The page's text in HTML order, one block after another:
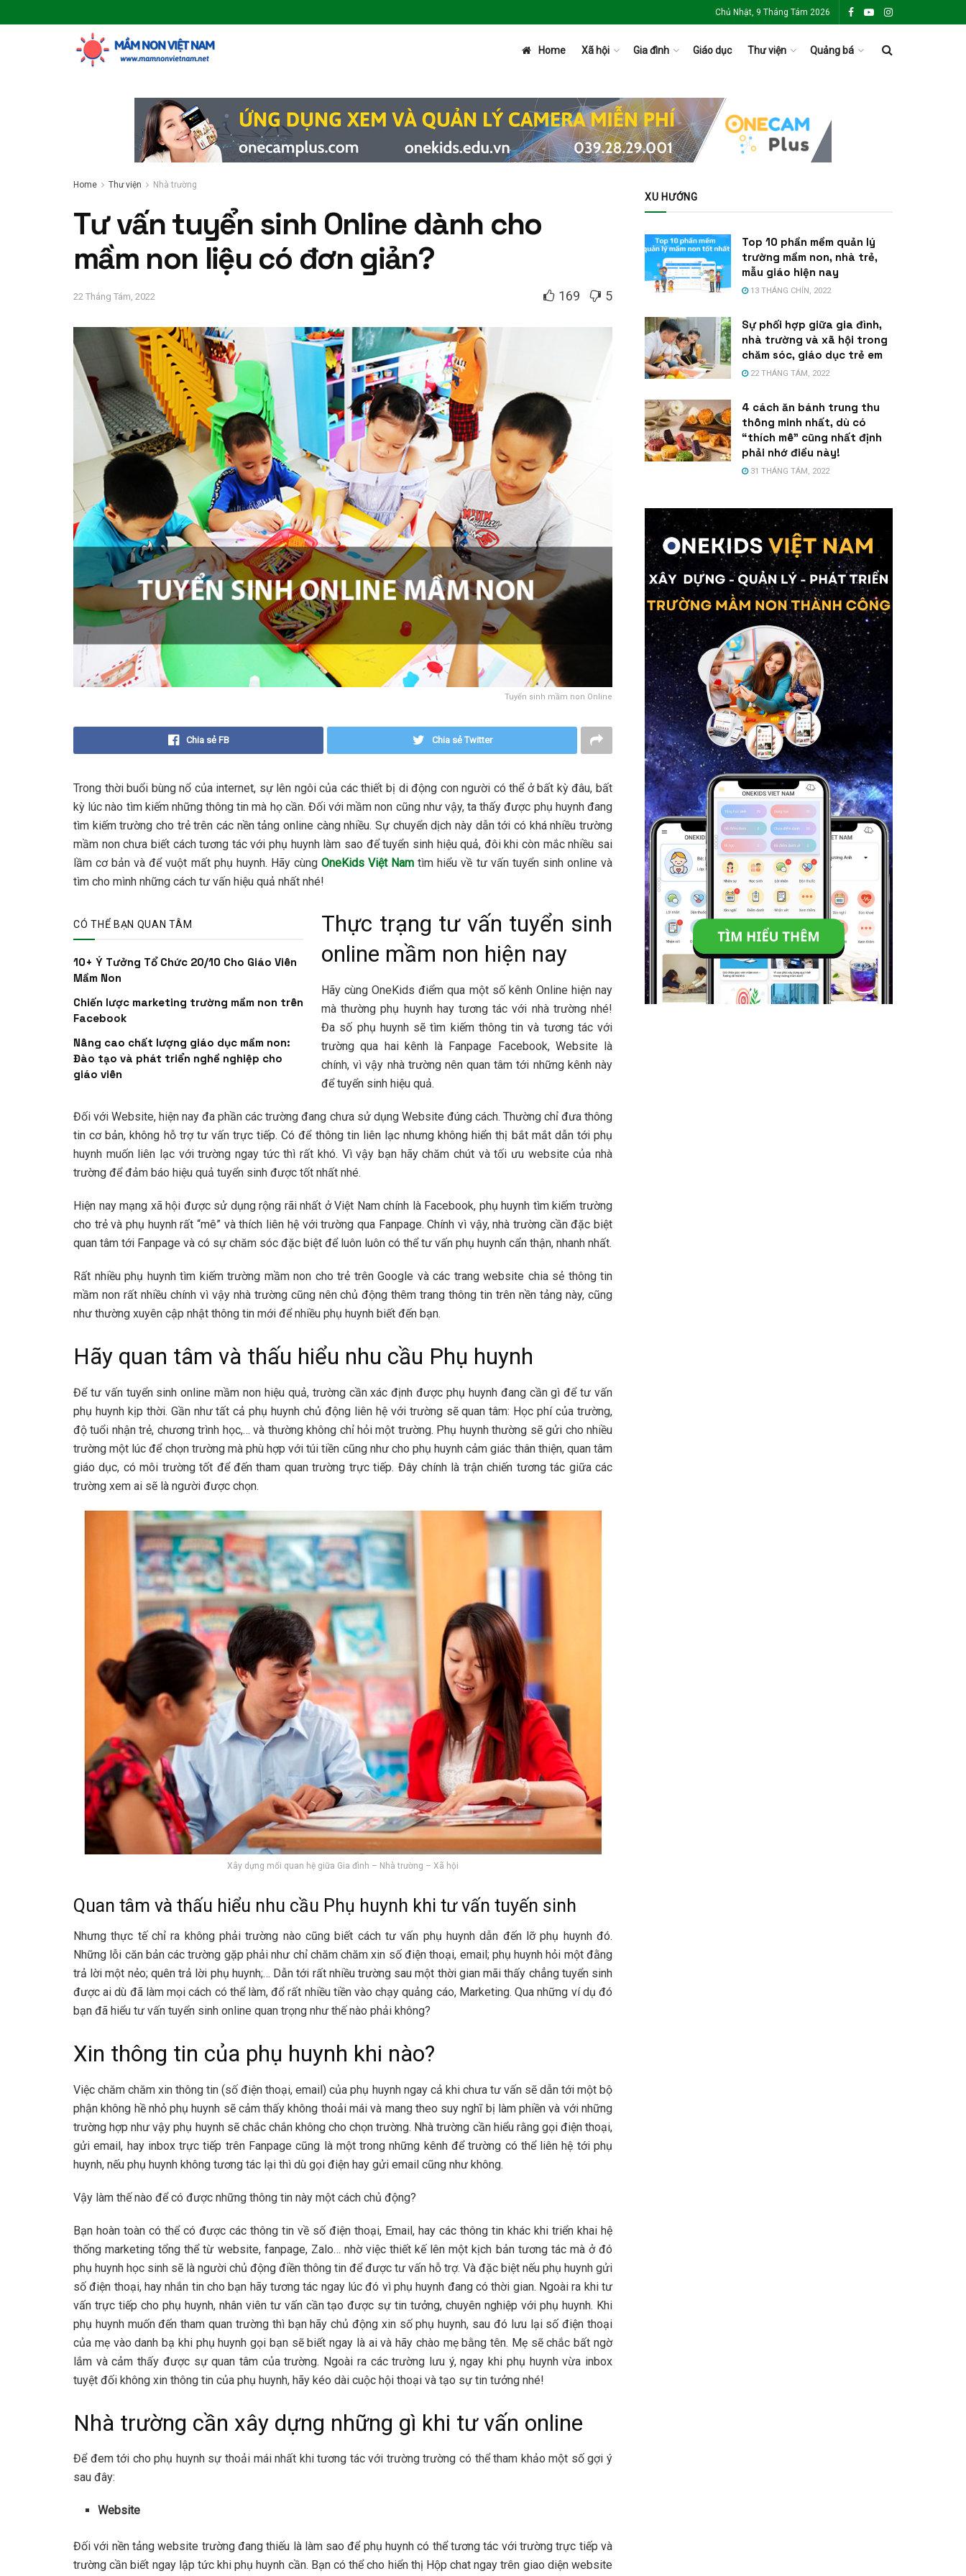
Chủ Nhật, 9 Tháng Tám 2026
Home Xã hội Gia đình Giáo dục Thư viện Quảng bá
Home Thư viện Nhà trường
Tư vấn tuyển sinh Online dành cho
mầm non liệu có đơn giản?
22 Tháng Tám, 2022 169 5
Tuyển sinh mầm non Online
Chia sẻ FB Chia sẻ Twitter
Trong thời buổi bùng nổ của internet, sự lên ngôi của các thiết bị di động con người có thể ở bất kỳ đâu, bất
kỳ lúc nào tìm kiếm những thông tin mà họ cần. Đối với mầm non cũng như vậy, ta thấy được phụ huynh đang
tìm kiếm trường cho trẻ trên các nền tảng online càng nhiều. Sự chuyển dịch này dẫn tới có khá nhiều trường
mầm non chưa biết cách tương tác với phụ huynh làm sao để tuyển sinh hiệu quả, đôi khi còn mắc nhiều sai
lầm cơ bản và để vuột mất phụ huynh. Hãy cùng OneKids Việt Nam tìm hiểu về tư vấn tuyển sinh online và
tìm cho mình những cách tư vấn hiệu quả nhất nhé!
CÓ THỂ BẠN QUAN TÂM
10+ Ý Tưởng Tổ Chức 20/10 Cho Giáo Viên
Mầm Non
Chiến lược marketing trường mầm non trên
Facebook
Nâng cao chất lượng giáo dục mầm non:
Đào tạo và phát triển nghề nghiệp cho
giáo viên
Thực trạng tư vấn tuyển sinh
online mầm non hiện nay
Hãy cùng OneKids điểm qua một số kênh Online hiện nay
mà thường phụ huynh hay tương tác với nhà trường nhé!
Đa số phụ huynh sẽ tìm kiếm thông tin và tương tác với
trường qua hai kênh là Fanpage Facebook, Website là
chính, vì vậy nhà trường nên quan tâm tới những kênh này
để tuyển sinh hiệu quả.
Đối với Website, hiện nay đa phần các trường đang chưa sử dụng Website đúng cách. Thường chỉ đưa thông
tin cơ bản, không hỗ trợ tư vấn trực tiếp. Có để thông tin liên lạc nhưng không hiển thị bắt mắt dẫn tới phụ
huynh muốn liên lạc với trường ngay tức thì rất khó. Vì vậy bạn hãy chăm chút và tối ưu website của nhà
trường để đảm báo hiệu quả tuyển sinh được tốt nhất nhé.
Hiện nay mạng xã hội được sử dụng rộng rãi nhất ở Việt Nam chính là Facebook, phụ huynh tìm kiếm trường
cho trẻ và phụ huynh rất “mê” và thích liên hệ với trường qua Fanpage. Chính vì vậy, nhà trường cần đặc biệt
quan tâm tới Fanpage và có sự chăm sóc đặc biệt để luôn luôn có thể tư vấn phụ huynh cẩn thận, nhanh nhất.
Rất nhiều phụ huynh tìm kiếm trường mầm non cho trẻ trên Google và các trang website chia sẻ thông tin
mầm non rất nhiều chính vì vậy nhà trường cũng nên chủ động thêm trang thông tin trên nền tảng này, cũng
như thường xuyên cập nhật thông tin mới để nhiều phụ huynh biết đến bạn.
Hãy quan tâm và thấu hiểu nhu cầu Phụ huynh
Để tư vấn tuyển sinh online mầm non hiệu quả, trường cần xác định được phụ huynh đang cần gì để tư vấn
phụ huynh kịp thời. Gần như tất cả phụ huynh chủ động liên hệ với trường sẽ quan tâm: Học phí của trường,
độ tuổi nhận trẻ, chương trình học,… và thường không chỉ hỏi một trường. Phụ huynh thường sẽ gửi cho nhiều
trường một lúc để chọn trường mà phù hợp với túi tiền cũng như cho phụ huynh cảm giác thân thiện, quan tâm
giáo dục, có môi trường tốt để đến tham quan trường trực tiếp. Đây chính là trận chiến tương tác giữa các
trường xem ai sẽ là người được chọn.
Xây dựng mối quan hệ giữa Gia đình – Nhà trường – Xã hội
Quan tâm và thấu hiểu nhu cầu Phụ huynh khi tư vấn tuyến sinh
Nhưng thực tế chỉ ra không phải trường nào cũng biết cách tư vấn phụ huynh dẫn đến lỡ phụ huynh đó.
Những lỗi căn bản các trường gặp phải như chỉ chăm chăm xin số điện thoại, email; phụ huynh hỏi một đằng
trả lời một nẻo; quên trả lời phụ huynh;… Dẫn tới rất nhiều trường sau một thời gian mãi thấy chẳng tuyển sinh
được ai dù đã làm mọi cách có thể làm, đổ rất nhiều tiền vào chạy quảng cáo, Marketing. Qua những ví dụ đó
bạn đã hiểu tư vấn tuyển sinh online quan trọng như thế nào phải không?
Xin thông tin của phụ huynh khi nào?
Việc chăm chăm xin thông tin (số điện thoại, email) của phụ huynh ngay cả khi chưa tư vấn sẽ dẫn tới một bộ
phận không hề nhỏ phụ huynh sẽ cảm thấy không thoải mái và mang theo suy nghĩ bị làm phiền và với những
trường hợp như vậy phụ huynh sẽ chắc chắn không cho chọn trường. Nhà trường cần hiểu rằng gọi điện thoại,
gửi email, hay inbox trực tiếp trên Fanpage cũng là một trong những kênh để trường có thể liên hệ tới phụ
huynh, nếu phụ huynh không tương tác lại thì dù gọi điện hay gửi email cũng như không.
Vậy làm thế nào để có được những thông tin này một cách chủ động?
Bạn hoàn toàn có thể có được các thông tin về số điện thoại, Email, hay các thông tin khác khi triển khai hệ
thống marketing tổng thể từ website, fanpage, Zalo… nhờ việc thiết kế lên một kịch bản tương tác mà ở đó
phụ huynh học sinh sẽ là người chủ động điền thông tin để được tư vấn hỗ trợ. Và đặc biệt nếu phụ huynh gửi
số điện thoại, hay nhắn tin cho bạn hãy tương tác ngay lúc đó vì phụ huynh đang có thời gian. Ngoài ra khi tư
vấn trực tiếp cho phụ huynh, nhân viên tư vấn cần tạo được sự tin tưởng, chuyên nghiệp với phụ huynh. Khi
phụ huynh muốn đến tham quan trường thì bạn hãy chủ động xin số phụ huynh, sau đó lưu lại số điện thoại
của mẹ vào danh bạ khi phụ huynh gọi bạn sẽ biết ngay là ai và hãy chào mẹ bằng tên. Mẹ sẽ chắc bất ngờ
lắm và cảm thấy được sự quan tâm của trường. Ngoài ra các trường lưu ý, ngay khi phụ huynh vừa inbox
tuyệt đối không xin thông tin của phụ huynh, hãy kéo dài cuộc hội thoại và tạo sự tin tưởng nhé!
Nhà trường cần xây dựng những gì khi tư vấn online
Để đem tới cho phụ huynh sự thoải mái nhất khi tương tác với trường trường có thể tham khảo một số gợi ý
sau đây:
Website
Đối với nền tảng website trường đang thiếu là làm sao để phụ huynh có thể tương tác với trường trực tiếp và
trường cần biết ngay lập tức khi phụ huynh cần. Bạn có thể cho hiển thị Hộp chat ngay trên giao diện website
XU HƯỚNG
Top 10 phần mềm quản lý
trường mầm non, nhà trẻ,
mẫu giáo hiện nay
13 THÁNG CHÍN, 2022
Sự phối hợp giữa gia đình,
nhà trường và xã hội trong
chăm sóc, giáo dục trẻ em
22 THÁNG TÁM, 2022
4 cách ăn bánh trung thu
thông minh nhất, dù có
“thích mê” cũng nhất định
phải nhớ điều này!
31 THÁNG TÁM, 2022